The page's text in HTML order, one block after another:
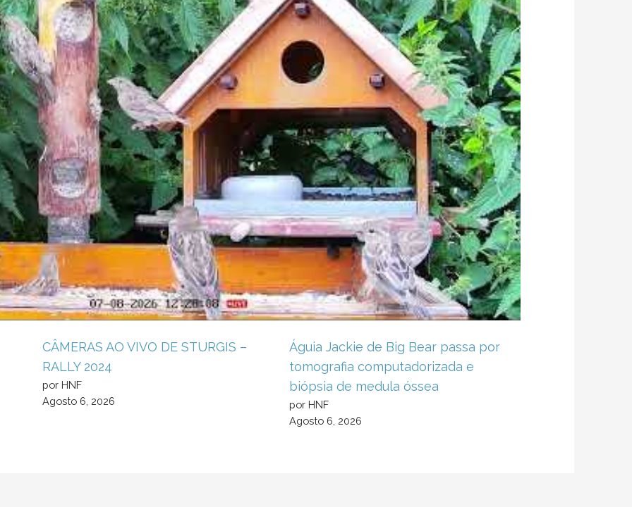
CÂMERAS AO VIVO DE STURGIS –
RALLY 2024
por HNF
Agosto 6, 2026
Águia Jackie de Big Bear passa por
tomografia computadorizada e
biópsia de medula óssea
por HNF
Agosto 6, 2026